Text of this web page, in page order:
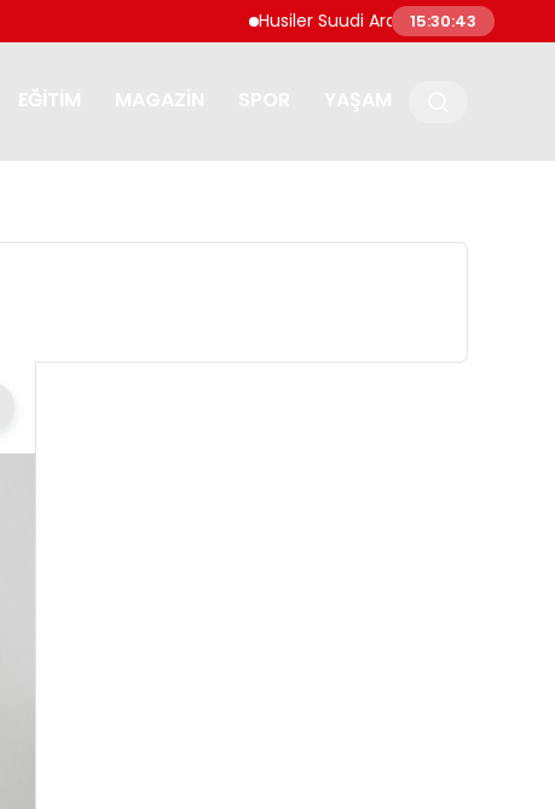
Husiler Suudi Arabistan’daki Necran
15:30:44